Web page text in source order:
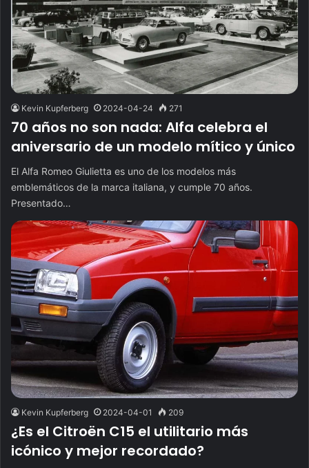
Kevin Kupferberg 2024-04-24 271
70 años no son nada: Alfa celebra el
aniversario de un modelo mítico y único
El Alfa Romeo Giulietta es uno de los modelos más
emblemáticos de la marca italiana, y cumple 70 años.
Presentado…
Kevin Kupferberg 2024-04-01 209
¿Es el Citroën C15 el utilitario más
icónico y mejor recordado?